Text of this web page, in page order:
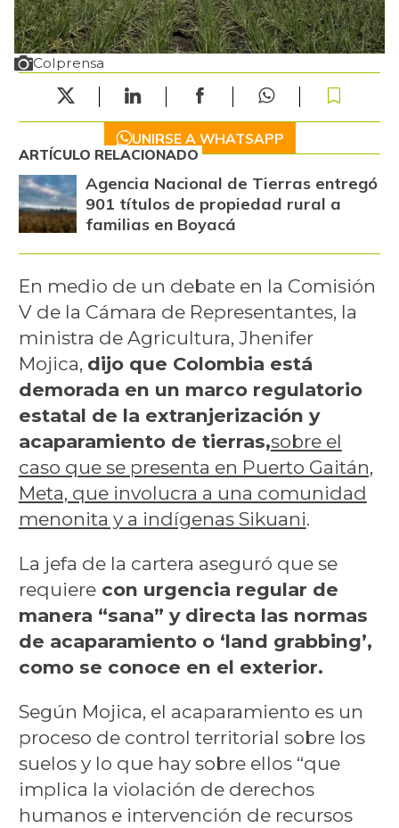
Colprensa
UNIRSE A WHATSAPP
ARTÍCULO RELACIONADO
Agencia Nacional de Tierras entregó
901 títulos de propiedad rural a
familias en Boyacá
En medio de un debate en la Comisión
V de la Cámara de Representantes, la
ministra de Agricultura, Jhenifer
Mojica, dijo que Colombia está
demorada en un marco regulatorio
estatal de la extranjerización y
acaparamiento de tierras,sobre el
caso que se presenta en Puerto Gaitán,
Meta, que involucra a una comunidad
menonita y a indígenas Sikuani.
La jefa de la cartera aseguró que se
requierecon urgencia regular de
manera “sana” y directa las normas
de acaparamiento o ‘land grabbing’,
como se conoce en el exterior.
Según Mojica, el acaparamiento es un
proceso de control territorial sobre los
suelos y lo que hay sobre ellos “que
implica la violación de derechos
humanos e intervención de recursos